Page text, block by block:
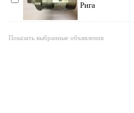
Рига
Показать выбранные объявления